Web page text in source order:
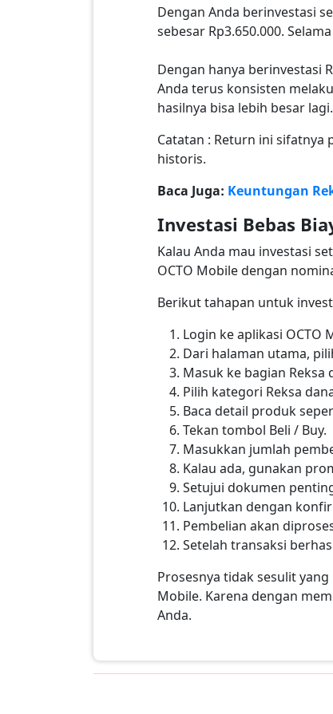
Dengan Anda berinvestasi
sebesar Rp3.650.000.
Dengan hanya berinvestasi
Anda terus konsisten
hasilnya bisa lebih besar lagi.
Catatan : Return ini
historis.
Baca Juga: Keuntungan
Investasi Bebas
Kalau Anda mau investasi
OCTO Mobile dengan
Berikut tahapan untuk
Login ke aplikasi OCTO
Dari halaman utama,
Masuk ke bagian Reksa
Pilih kategori Reksa
Baca detail produk
Tekan tombol Beli / Buy.
Masukkan jumlah
Kalau ada, gunakan
Setujui dokumen
Lanjutkan dengan
Pembelian akan
Setelah transaksi
Prosesnya tidak sesulit
Mobile. Karena dengan
Anda.